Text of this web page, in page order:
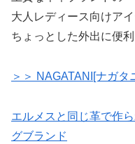
大人レディース向けアイ
ちょっとした外出に便利
＞＞ NAGATANI[ナガタ
エルメスと同じ革で作
グブランド